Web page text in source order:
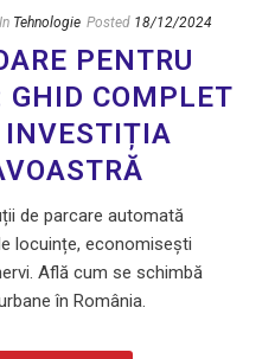
In Tehnologie Posted 18/12/2024
PENTRU
GHID COMPLET
INVESTIȚIA
de parcare automată
locuințe, economisești
Află cum se schimbă
în România.